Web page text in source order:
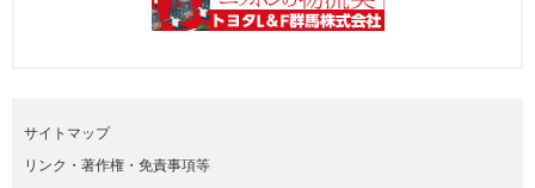
サイトマップ
リンク・著作権・免責事項等